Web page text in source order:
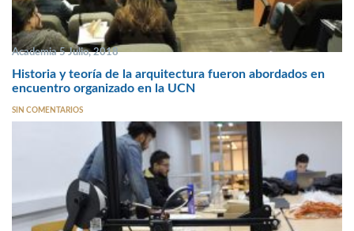
Academia 5 Julio, 2018
Historia y teoría de la arquitectura fueron abordados en
encuentro organizado en la UCN
SIN COMENTARIOS